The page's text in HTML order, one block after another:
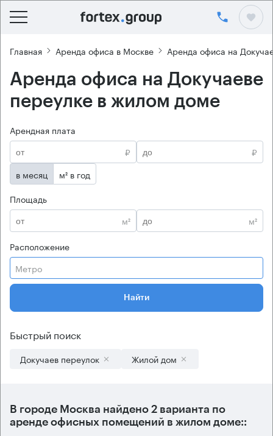
Главная Аренда офиса в Москве Аренда офиса на
Аренда офиса на Докучаеве
переулке в жилом доме
Арендная плата
₽
₽
в месяц
м² в год
Площадь
м²
м²
Расположение
Метро
Найти
Быстрый поиск
Докучаев переулок Жилой дом
В городе Москва найдено 2 варианта по
аренде офисных помещений в жилом доме::